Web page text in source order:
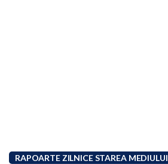
RAPOARTE ZILNICE STAREA MEDIULUI